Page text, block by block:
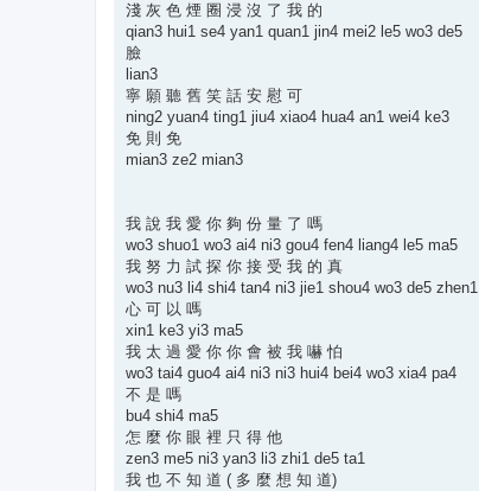
淺 灰 色 煙 圈 浸 沒 了 我 的
qian3 hui1 se4 yan1 quan1 jin4 mei2 le5 wo3 de5
臉
lian3
寧 願 聽 舊 笑 話 安 慰 可
ning2 yuan4 ting1 jiu4 xiao4 hua4 an1 wei4 ke3
免 則 免
mian3 ze2 mian3
我 說 我 愛 你 夠 份 量 了 嗎
wo3 shuo1 wo3 ai4 ni3 gou4 fen4 liang4 le5 ma5
我 努 力 試 探 你 接 受 我 的 真
wo3 nu3 li4 shi4 tan4 ni3 jie1 shou4 wo3 de5 zhen1
心 可 以 嗎
xin1 ke3 yi3 ma5
我 太 過 愛 你 你 會 被 我 嚇 怕
wo3 tai4 guo4 ai4 ni3 ni3 hui4 bei4 wo3 xia4 pa4
不 是 嗎
bu4 shi4 ma5
怎 麼 你 眼 裡 只 得 他
zen3 me5 ni3 yan3 li3 zhi1 de5 ta1
我 也 不 知 道 ( 多 麼 想 知 道)